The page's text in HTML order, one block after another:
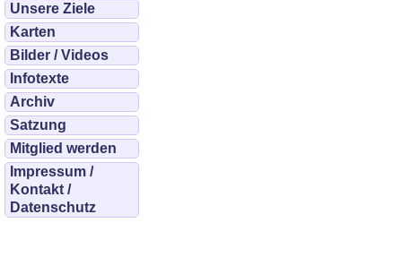
Unsere Ziele
Karten
Bilder / Videos
Infotexte
Archiv
Satzung
Mitglied werden
Impressum /
Kontakt /
Datenschutz